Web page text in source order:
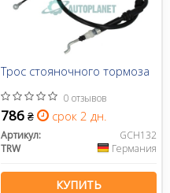
Трос стояночного тормоза
0 отзывов
786 ₴ срок 2 дн.
Артикул:
GCH132
TRW
Германия
КУПИТЬ